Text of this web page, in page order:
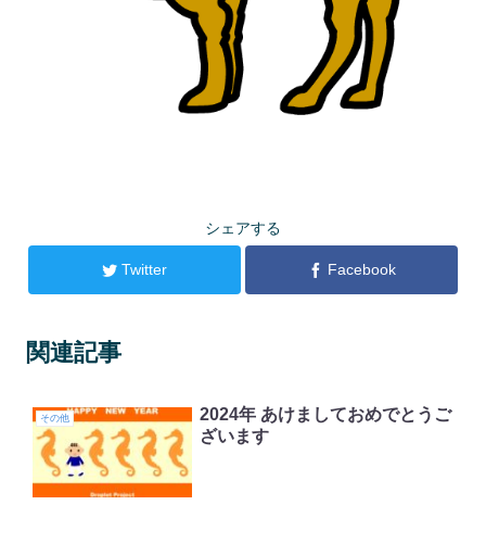
シェアする
Twitter Facebook
関連記事
その他
2024年 あけましておめでとうご
ざいます